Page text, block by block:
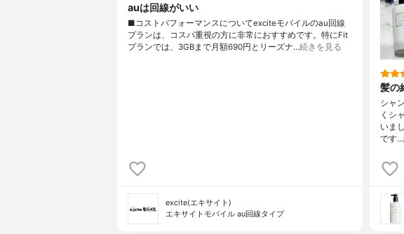
auは回線がいい
■コストパフォーマンスについてexciteモバイルのau回線
プランは、コスパ重視の方に非常におすすめです。特にFit
プランでは、3GBまで月額690円とリーズナ…続きを見る
excite(エキサイト)
エキサイトモバイル au回線タイプ
髪の
シャ
くシ
いま
です…